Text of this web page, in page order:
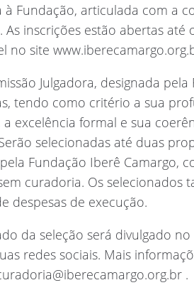
à Fundação, articulada com a
As inscrições estão abertas
no site
Julgadora, designada
tendo como critério a sua
a excelência formal e sua
selecionadas até duas
Fundação Iberê Camargo,
curadoria. Os selecionados
despesas de execução.
da seleção será divulgado
redes sociais. Mais
.